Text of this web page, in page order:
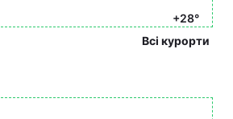
+28°
Всі курорти